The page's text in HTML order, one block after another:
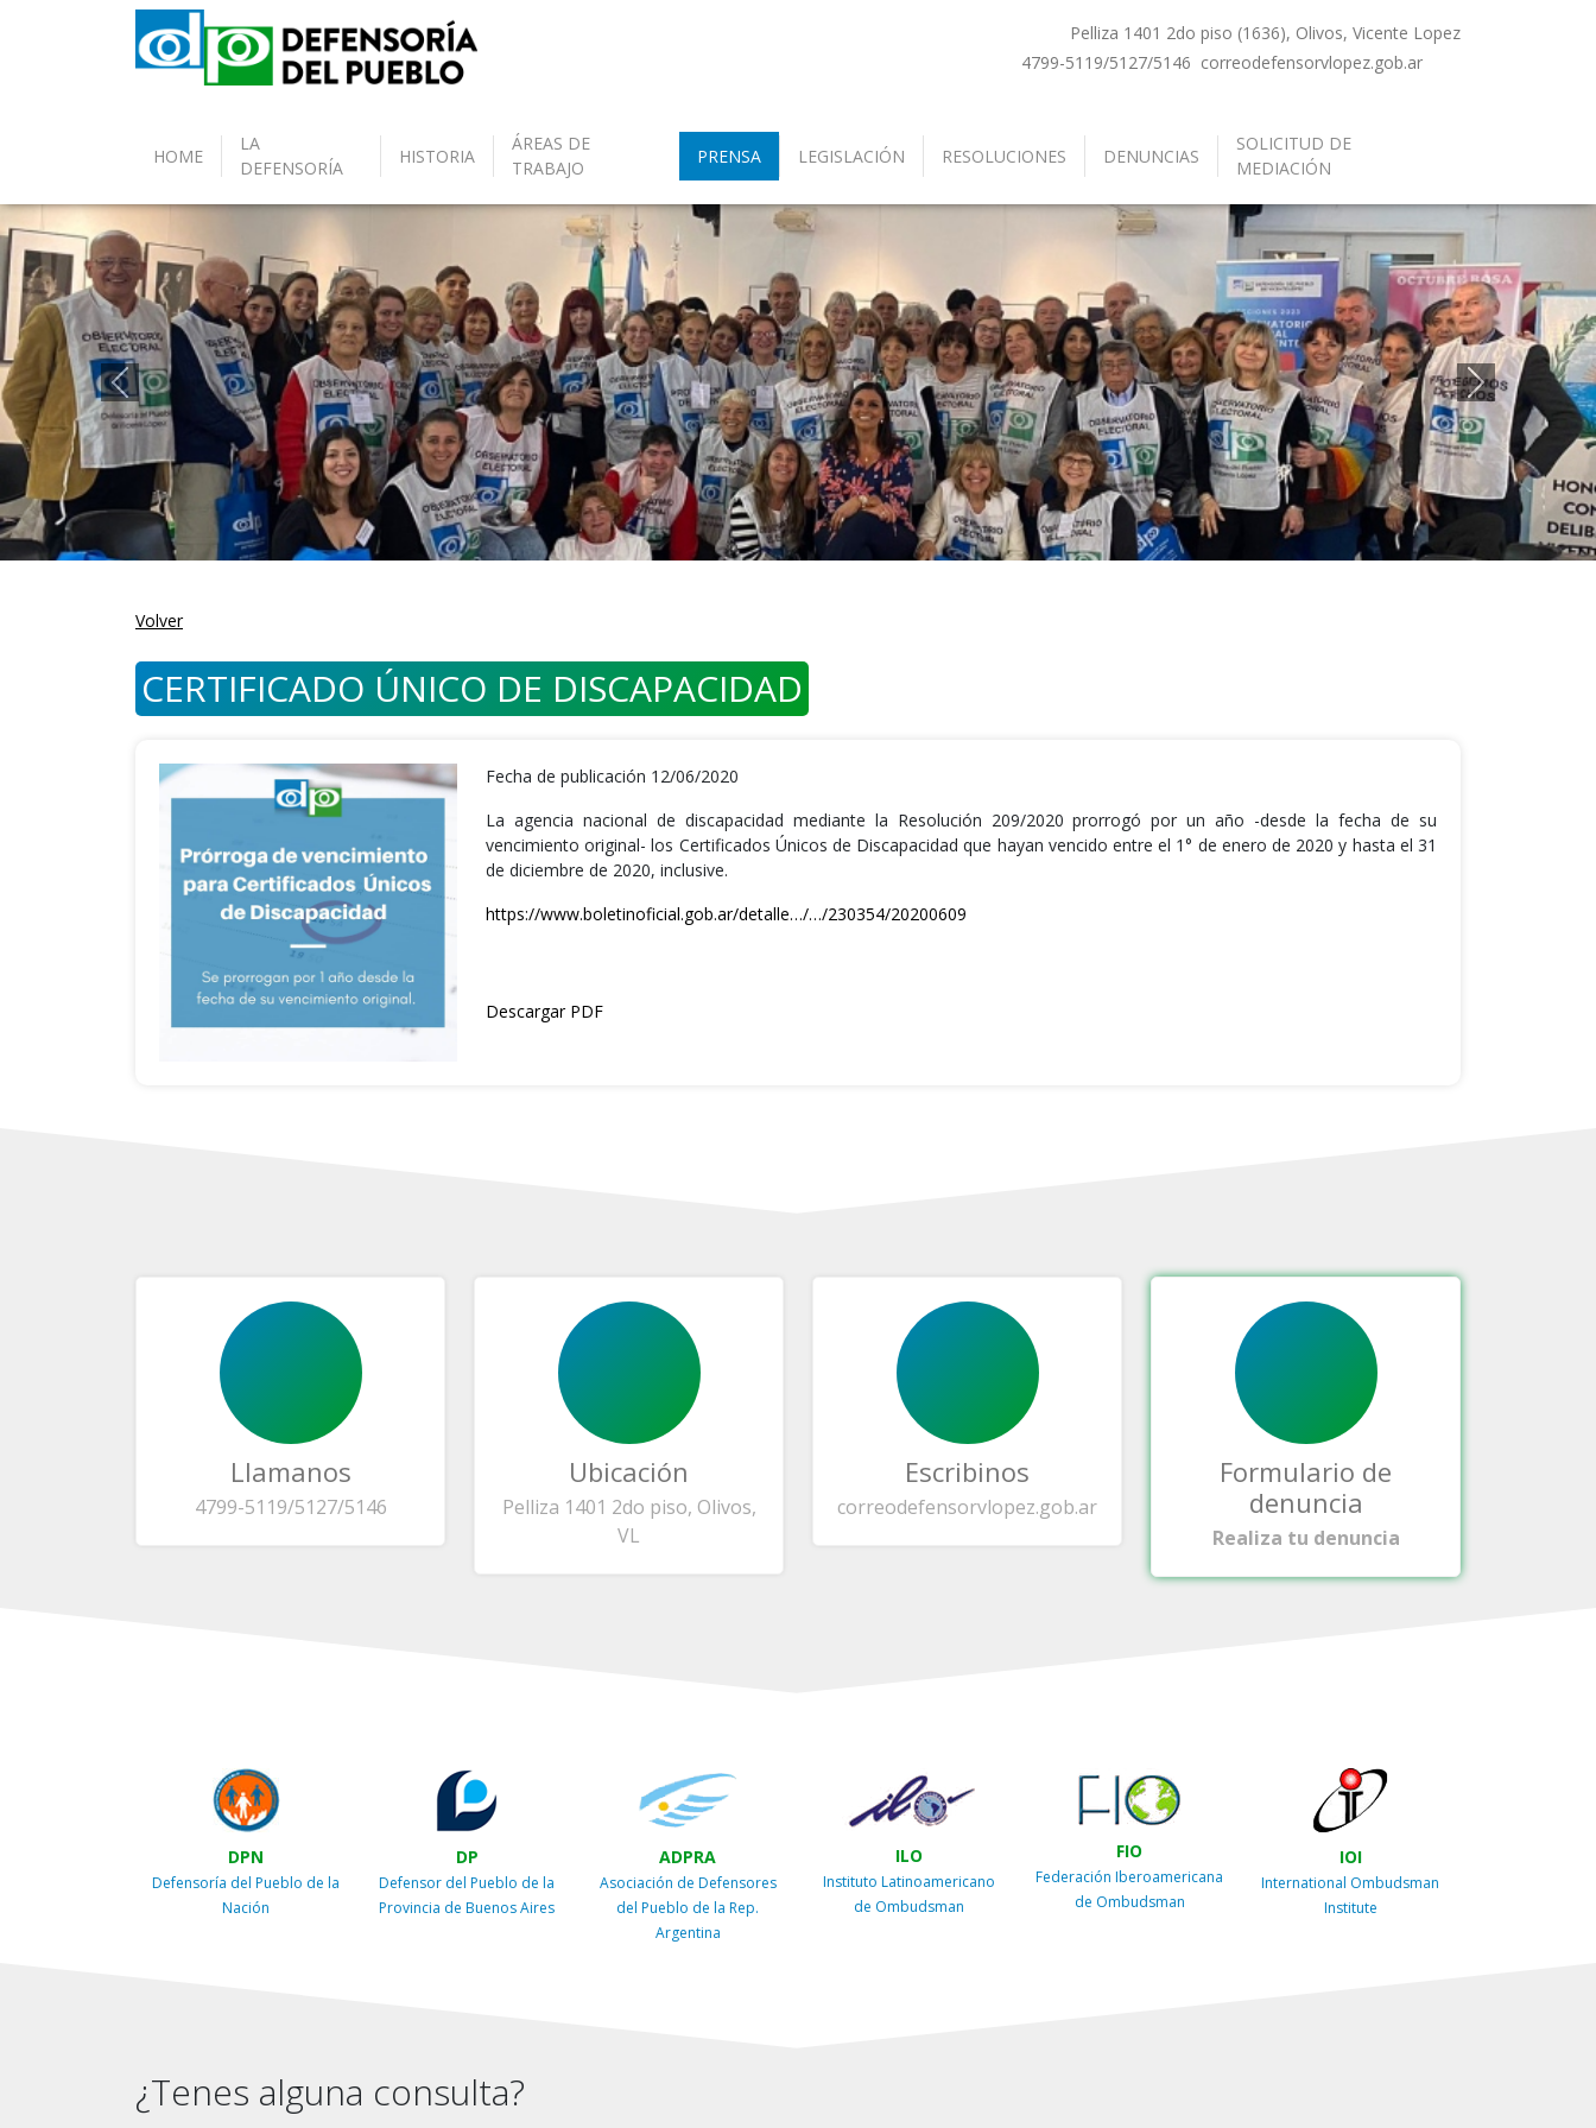
Pelliza 1401 2do piso (1636), Olivos, Vicente Lopez
4799-5119/5127/5146 correodefensorvlopez.gob.ar
HOME
LA
DEFENSORÍA
HISTORIA
ÁREAS DE
TRABAJO
PRENSA LEGISLACIÓN RESOLUCIONES DENUNCIAS
SOLICITUD DE
MEDIACIÓN
Anterior Siguiente
Volver
CERTIFICADO ÚNICO DE DISCAPACIDAD
Fecha de publicación 12/06/2020
La agencia nacional de discapacidad mediante la Resolución 209/2020 prorrogó por un año -desde la fecha de su
vencimiento original- los Certificados Únicos de Discapacidad que hayan vencido entre el 1° de enero de 2020 y hasta el 31
de diciembre de 2020, inclusive.
https://www.boletinoficial.gob.ar/detalle…/…/230354/20200609
Descargar PDF
Llamanos
4799-5119/5127/5146
Ubicación
Pelliza 1401 2do piso, Olivos,
VL
Escribinos
correodefensorvlopez.gob.ar
Formulario de
denuncia
Realiza tu denuncia
DPN
Defensoría del Pueblo de la
Nación
DP
Defensor del Pueblo de la
Provincia de Buenos Aires
ADPRA
Asociación de Defensores
del Pueblo de la Rep.
Argentina
ILO
Instituto Latinoamericano
de Ombudsman
FIO
Federación Iberoamericana
de Ombudsman
IOI
International Ombudsman
Institute
¿Tenes alguna consulta?